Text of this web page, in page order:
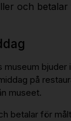
och betalar
museum bjuder
på
museet.
betalar för